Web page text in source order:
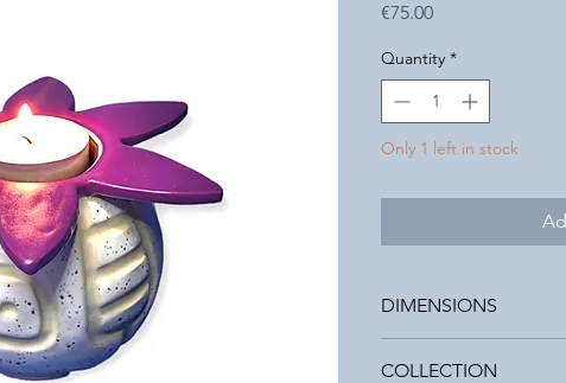
€75.00Price
Quantity *
Only 1 left in stock
DIMENSIONS
COLLECTION